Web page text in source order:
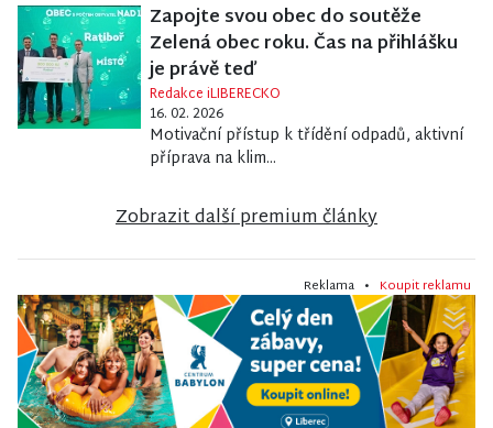
Zapojte svou obec do soutěže
Zelená obec roku. Čas na přihlášku
je právě teď
Redakce iLIBERECKO
16. 02. 2026
Motivační přístup k třídění odpadů, aktivní
příprava na klim...
Zobrazit další premium články
Reklama • Koupit reklamu